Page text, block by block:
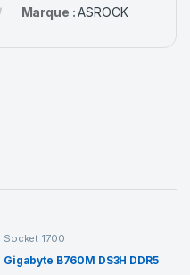
Marque :ASROCK
Socket 1700
Gigabyte B760M DS3H DDR5